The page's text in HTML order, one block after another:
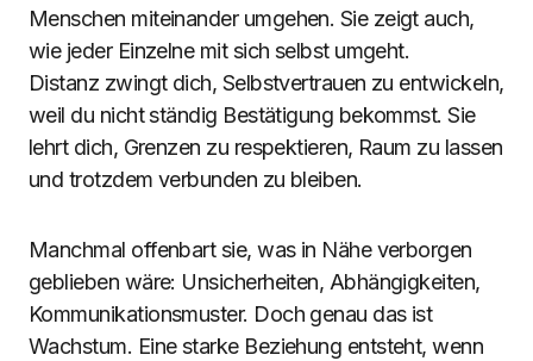
Menschen miteinander umgehen. Sie zeigt auch,
wie jeder Einzelne mit sich selbst umgeht.
Distanz zwingt dich, Selbstvertrauen zu entwickeln,
weil du nicht ständig Bestätigung bekommst. Sie
lehrt dich, Grenzen zu respektieren, Raum zu lassen
und trotzdem verbunden zu bleiben.
Manchmal offenbart sie, was in Nähe verborgen
geblieben wäre: Unsicherheiten, Abhängigkeiten,
Kommunikationsmuster. Doch genau das ist
Wachstum. Eine starke Beziehung entsteht, wenn